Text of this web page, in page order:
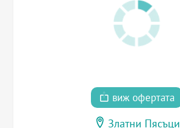
виж офертата
Златни Пясъци